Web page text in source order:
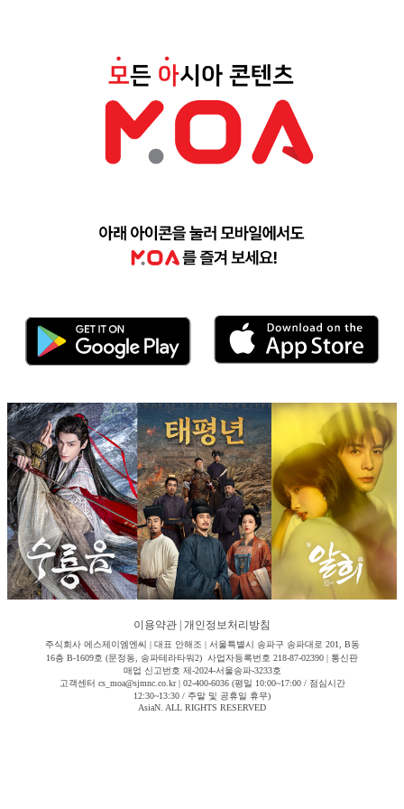
이용약관 개인정보처리방침
주식회사 에스제이엠엔씨 | 대표 안해조 | 서울특별시 송파구 송파대로 201, B동
16층 B-1609호 (문정동, 송파테라타워2) 사업자등록번호 218-87-02390 | 통신판
매업 신고번호 제-2024-서울송파-3233호
고객센터 cs_moa@sjmnc.co.kr | 02-400-6036 (평일 10:00~17:00 / 점심시간
12:30~13:30 / 주말 및 공휴일 휴무)
AsiaN. ALL RIGHTS RESERVED